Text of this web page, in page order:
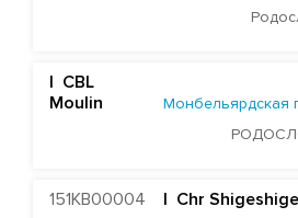
| CBL
Moulin
Монбельярдская
151KB00004 | Chr